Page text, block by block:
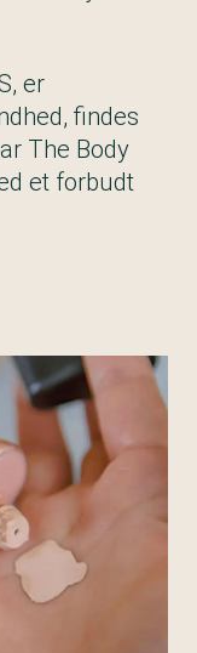
er
findes
The Body
et forbudt